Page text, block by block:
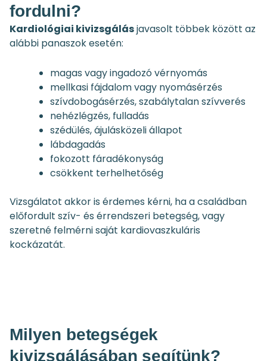
fordulni?
Kardiológiai kivizsgálásjavasolt többek között az
alábbi panaszok esetén:
magas vagy ingadozó vérnyomás
mellkasi fájdalom vagy nyomásérzés
szívdobogásérzés, szabálytalan szívverés
nehézlégzés, fulladás
szédülés, ájulásközeli állapot
lábdagadás
fokozott fáradékonyság
csökkent terhelhetőség
Vizsgálatot akkor is érdemes kérni, ha a családban
előfordult szív- és érrendszeri betegség, vagy
szeretné felmérni saját kardiovaszkuláris
kockázatát.
Milyen betegségek
kivizsgálásában segítünk?